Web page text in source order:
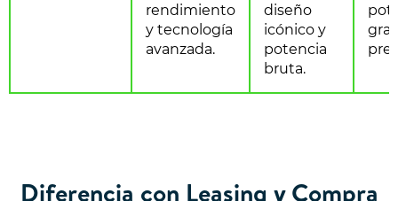
rendimiento
y tecnología
avanzada.
diseño
icónico y
potencia
bruta.
Diferencia con Leasing y Compra